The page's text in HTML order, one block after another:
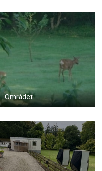
Området